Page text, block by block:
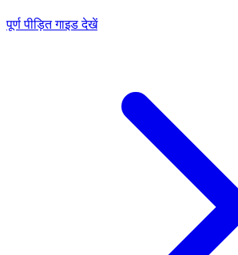
पूर्ण पीड़ित गाइड देखें